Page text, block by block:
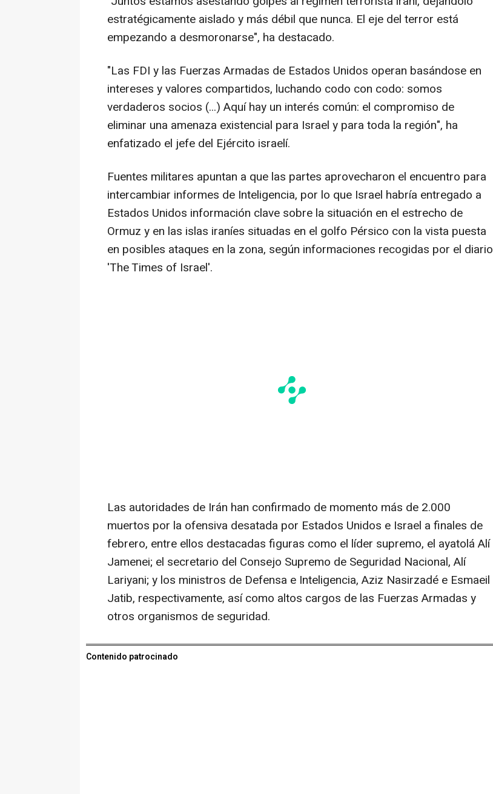
estratégicamente aislado y más débil que nunca. El eje del terror está
empezando a desmoronarse", ha destacado.
"Las FDI y las Fuerzas Armadas de Estados Unidos operan basándose en
intereses y valores compartidos, luchando codo con codo: somos
verdaderos socios (...) Aquí hay un interés común: el compromiso de
eliminar una amenaza existencial para Israel y para toda la región", ha
enfatizado el jefe del Ejército israelí.
Fuentes militares apuntan a que las partes aprovecharon el encuentro para
intercambiar informes de Inteligencia, por lo que Israel habría entregado a
Estados Unidos información clave sobre la situación en el estrecho de
Ormuz y en las islas iraníes situadas en el golfo Pérsico con la vista puesta
en posibles ataques en la zona, según informaciones recogidas por el diario
'The Times of Israel'.
Las autoridades de Irán han confirmado de momento más de 2.000
muertos por la ofensiva desatada por Estados Unidos e Israel a finales de
febrero, entre ellos destacadas figuras como el líder supremo, el ayatolá Alí
Jamenei; el secretario del Consejo Supremo de Seguridad Nacional, Alí
Lariyani; y los ministros de Defensa e Inteligencia, Aziz Nasirzadé e Esmaeil
Jatib, respectivamente, así como altos cargos de las Fuerzas Armadas y
otros organismos de seguridad.
Contenido patrocinado